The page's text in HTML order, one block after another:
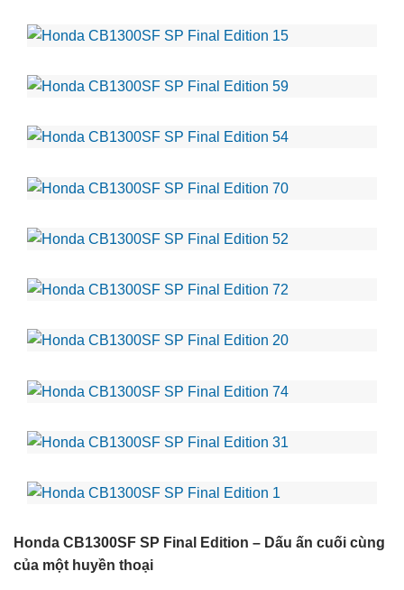
Honda CB1300SF SP Final Edition – Dấu ấn cuối cùng
của một huyền thoại